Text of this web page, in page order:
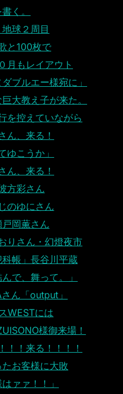
く。
球２周目
と100枚で
月もレイアウト
ブルエー様宛に」
大教え子が来た。
を控えていながら
ん、来る！
ゆこうか」
ん、来る！
方彩さん
のゆにさん
戸岡薫さん
りさん・幻燈夜市
帳」長谷川平蔵
で、舞って。」
ん「output」
WESTには
様御来場！
！！来る！！！！
お客様に大敗
ァァ！！」